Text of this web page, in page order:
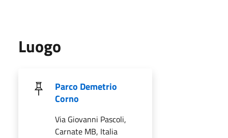
Luogo
Parco Demetrio
Corno
Via Giovanni Pascoli,
Carnate MB, Italia